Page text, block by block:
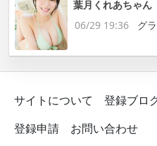
葉月くれあちゃ
06/29 19:36
グ
サイトについて 登録ブロ
登録申請
お問い合わせ